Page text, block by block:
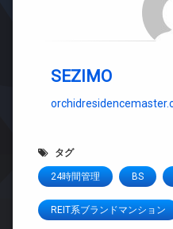
SEZIMO
タグ
24時間管理 BS
REIT系ブランドマンション